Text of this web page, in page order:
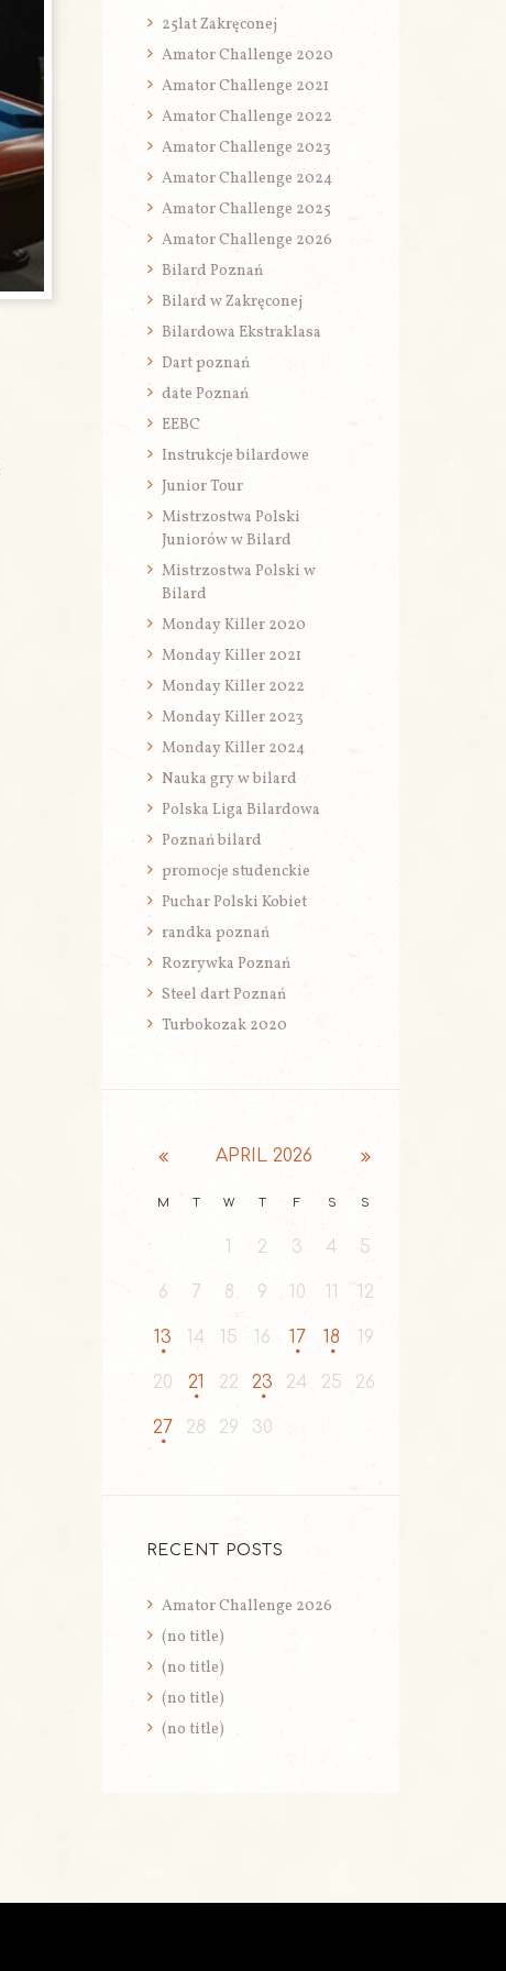
25lat Zakręconej
Amator Challenge 2020
Amator Challenge 2021
Amator Challenge 2022
Amator Challenge 2023
Amator Challenge 2024
Amator Challenge 2025
Amator Challenge 2026
Bilard Poznań
Bilard w Zakręconej
Bilardowa Ekstraklasa
Dart poznań
date Poznań
EEBC
Instrukcje bilardowe
Junior Tour
Mistrzostwa Polski
Juniorów w Bilard
Mistrzostwa Polski w
Bilard
Monday Killer 2020
Monday Killer 2021
Monday Killer 2022
Monday Killer 2023
Monday Killer 2024
Nauka gry w bilard
Polska Liga Bilardowa
Poznań bilard
promocje studenckie
Puchar Polski Kobiet
randka poznań
Rozrywka Poznań
Steel dart Poznań
Turbokozak 2020
APRIL 2026
M T W T F S S
1 2 3 4 5
6 7 8 9 10 11 12
13 14 15 16 17 18 19
20 21 22 23 24 25 26
27 28 29 30
RECENT POSTS
Amator Challenge 2026
(no title)
(no title)
(no title)
(no title)